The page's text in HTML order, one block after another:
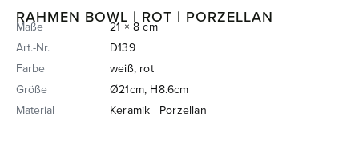
RAHMEN BOWL | ROT | PORZELLAN
Maße
21 × 8 cm
Art.-Nr.
D139
Farbe
weiß, rot
Größe
Ø21cm, H8.6cm
Material
Keramik | Porzellan